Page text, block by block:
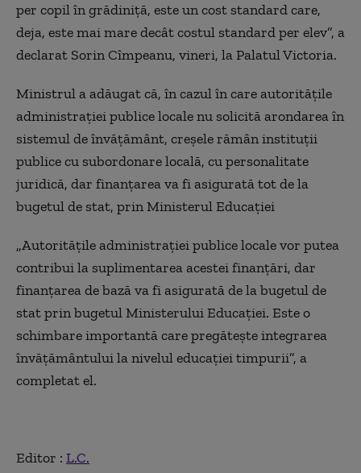
per copil în grădiniţă, este un cost standard care,
deja, este mai mare decât costul standard per elev”, a
declarat Sorin Cîmpeanu, vineri, la Palatul Victoria.
Ministrul a adăugat că, în cazul în care autorităţile
administraţiei publice locale nu solicită arondarea în
sistemul de învăţământ, creşele rămân instituţii
publice cu subordonare locală, cu personalitate
juridică, dar finanţarea va fi asigurată tot de la
bugetul de stat, prin Ministerul Educaţiei
„Autorităţile administraţiei publice locale vor putea
contribui la suplimentarea acestei finanţări, dar
finanţarea de bază va fi asigurată de la bugetul de
stat prin bugetul Ministerului Educaţiei. Este o
schimbare importantă care pregăteşte integrarea
învăţământului la nivelul educaţiei timpurii”, a
completat el.
Editor : L.C.